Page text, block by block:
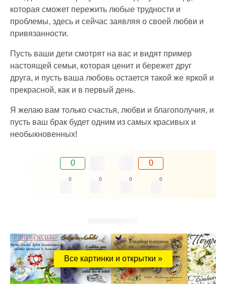
которая сможет пережить любые трудности и
проблемы, здесь и сейчас заявляя о своей любви и
привязанности.
Пусть ваши дети смотрят на вас и видят пример
настоящей семьи, которая ценит и бережет друг
друга, и пусть ваша любовь остается такой же яркой и
прекрасной, как и в первый день.
Я желаю вам только счастья, любви и благополучия, и
пусть ваш брак будет одним из самых красивых и
необыкновенных!
0 0
0 0 0 0
Все картинки и открытки »